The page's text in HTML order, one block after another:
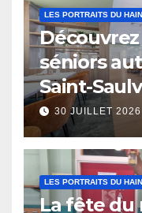
LES PORTRAITS DU
séniors
Saint-
30 JUILLET 2026
LES PORTRAITS DU
La fête du